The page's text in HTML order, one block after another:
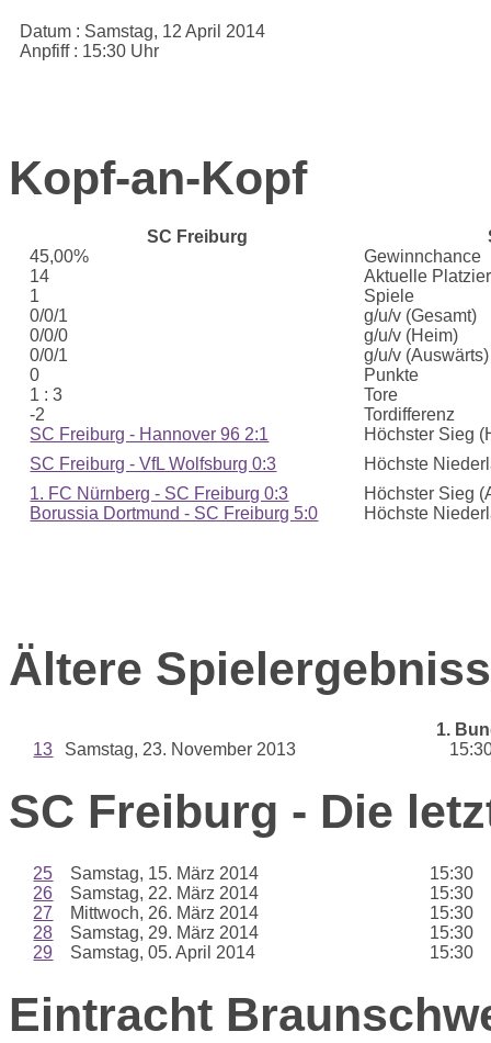
Datum : Samstag, 12 April 2014
Anpfiff : 15:30 Uhr
Kopf-an-Kopf
SC Freiburg
45,00%
Gewinnchance
14
Aktuelle
1
Spiele
0/0/1
g/u/v (Gesamt)
0/0/0
g/u/v (Heim)
0/0/1
g/u/v (Auswärts)
0
Punkte
1 : 3
Tore
-2
Tordifferenz
SC Freiburg - Hannover 96 2:1
Höchster Sieg
SC Freiburg - VfL Wolfsburg 0:3
Höchste
1. FC Nürnberg - SC Freiburg 0:3
Höchster Sieg
Borussia Dortmund - SC Freiburg 5:0
Höchste
Ältere
1.
13
Samstag, 23. November 2013
SC Freiburg - Die
25 Samstag, 15. März 2014
15:30
26
Samstag, 22. März 2014
15:30
27
Mittwoch, 26. März 2014
15:30
28
Samstag, 29. März 2014
15:30
29
Samstag, 05. April 2014 15:30
Eintracht